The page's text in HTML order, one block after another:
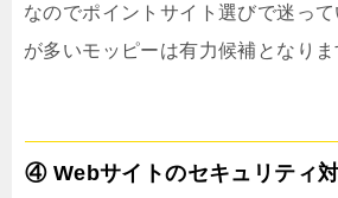
なのでポイントサイト選びで迷っ
が多いモッピーは有力候補となりま
④ Webサイトのセキュリティ